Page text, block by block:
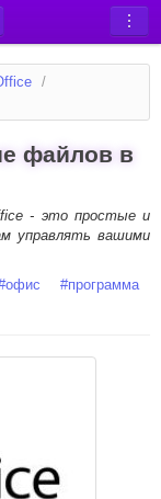
/
файлов в
- это простые и
управлять вашими
офис #программа